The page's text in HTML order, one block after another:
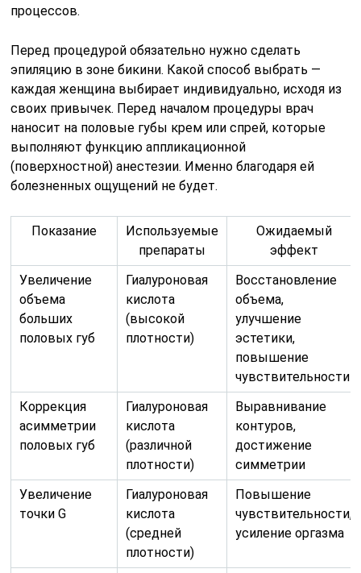
процессов.
Перед процедурой обязательно нужно сделать
эпиляцию в зоне бикини. Какой способ выбрать —
каждая женщина выбирает индивидуально, исходя из
своих привычек. Перед началом процедуры врач
наносит на половые губы крем или спрей, которые
выполняют функцию аппликационной
(поверхностной) анестезии. Именно благодаря ей
болезненных ощущений не будет.
Показание
Используемые
препараты
Ожидаемый
эффект
Увеличение
объема
больших
половых губ
Гиалуроновая
кислота
(высокой
плотности)
Восстановление
объема,
улучшение
эстетики,
повышение
чувствительности
Коррекция
асимметрии
половых губ
Гиалуроновая
кислота
(различной
плотности)
Выравнивание
контуров,
достижение
симметрии
Увеличение
точки G
Гиалуроновая
кислота
(средней
плотности)
Повышение
чувствительности,
усиление оргазма